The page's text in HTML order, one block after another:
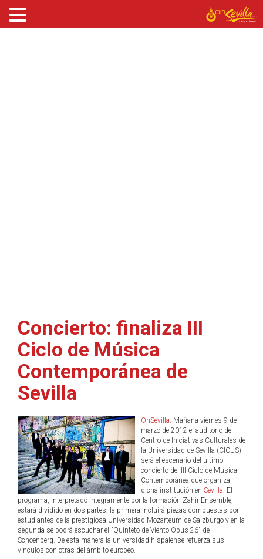
Concierto: finaliza III
Ciclo de Música
Contemporánea de
Sevilla
OnSevilla. Mañana viernes 9 de
marzo de 2012 el auditorio del
Centro de Iniciativas Culturales de
la Universidad de Sevilla (CICUS)
será el escenario del último
concierto del III Ciclo de Música
Contemporánea que organiza
dicha institución en Sevilla. El
programa, interpretado íntegramente por la formación Zahir Ensemble,
estará dividido en dos partes: la primera incluirá piezas compuestas por
estudiantes de la prestigiosa Universidad Mozarteum de Salzburgo y en la
segunda se podrá escuchar el "Quinteto de Viento Opus 26" de
Schoenberg. De esta manera la universidad hispalense refuerza sus
vínculos con otras del ámbito europeo.